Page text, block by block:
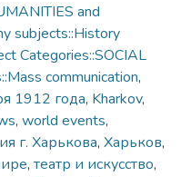
and
subjects::History
Categories::SOCIAL
communication,
1912 года, Kharkov,
, world events,
г. Харькова, Харьков,
, театр и искусство,